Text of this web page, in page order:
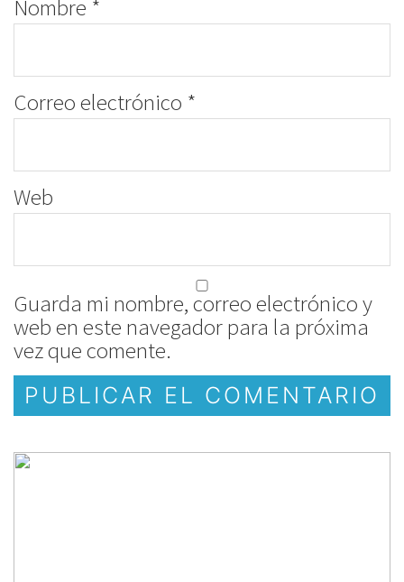
Nombre *
Correo electrónico *
Web
Guarda mi nombre, correo electrónico y
web en este navegador para la próxima
vez que comente.